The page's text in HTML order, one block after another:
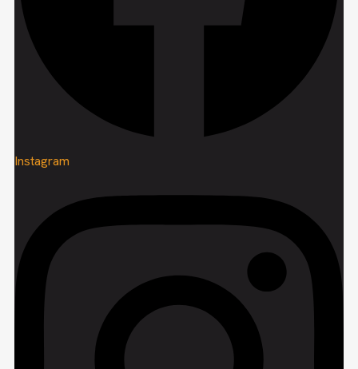
Instagram